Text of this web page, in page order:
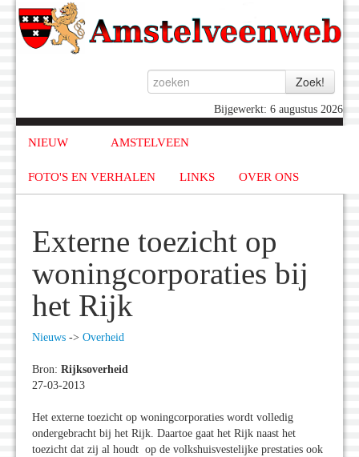
Bijgewerkt: 6 augustus 2026
NIEUW AMSTELVEEN
FOTO'S EN VERHALEN LINKS OVER ONS
Externe toezicht op
woningcorporaties bij
het Rijk
Nieuws -> Overheid
Bron: Rijksoverheid
27-03-2013
Het externe toezicht op woningcorporaties wordt volledig
ondergebracht bij het Rijk. Daartoe gaat het Rijk naast het
toezicht dat zij al houdt op de volkshuisvestelijke prestaties ook